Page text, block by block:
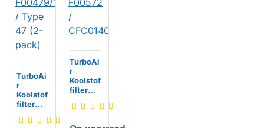
TurboAi
r
Koolstof
filter
/1S /
TurboAi
r
Koolstof
filter